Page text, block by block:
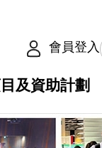
會員登入
及資助計劃